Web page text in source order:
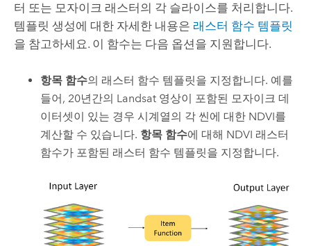
터 또는 모자이크 래스터의 각 슬라이스를 처리합니다.
템플릿 생성에 대한 자세한 내용은 래스터 함수 템플릿
을 참고하세요. 이 함수는 다음 옵션을 지원합니다.
항목 함수의 래스터 함수 템플릿을 지정합니다. 예를
들어, 20년간의 Landsat 영상이 포함된 모자이크 데
이터셋이 있는 경우 시계열의 각 씬에 대한 NDVI를
계산할 수 있습니다. 항목 함수에 대해 NDVI 래스터
함수가 포함된 래스터 함수 템플릿을 지정합니다.